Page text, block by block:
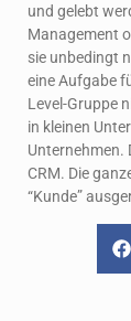
und gelebt
Management
sie unbedingt
eine Aufgabe
Level-Gruppe
in kleinen
Unternehmen.
CRM. Die
“Kunde”